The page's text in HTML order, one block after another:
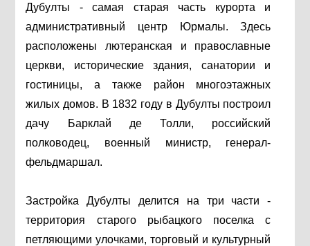
Дубулты - самая старая часть курорта и
административный центр Юрмалы. Здесь
расположены лютеранская и православные
церкви, исторические здания, санатории и
гостиницы, а также район многоэтажных
жилых домов. В 1832 году в Дубулты построил
дачу Барклай де Толли, российский
полководец, военный министр, генерал-
фельдмаршал.
Застройка Дубулты делится на три части -
территория старого рыбацкого поселка с
петляющими улочками, торговый и культурный